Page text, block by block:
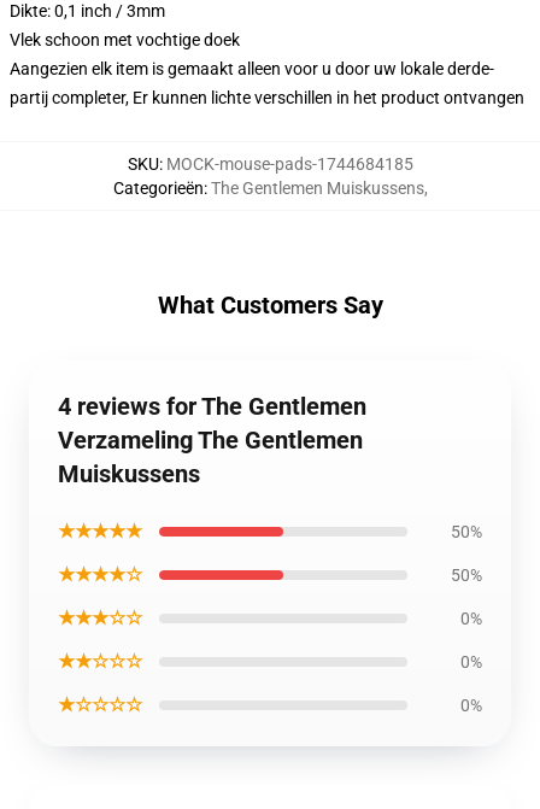
Dikte: 0,1 inch / 3mm
Vlek schoon met vochtige doek
Aangezien elk item is gemaakt alleen voor u door uw lokale derde-
partij completer, Er kunnen lichte verschillen in het product ontvangen
SKU: MOCK-mouse-pads-1744684185
Categorieën:The Gentlemen Muiskussens,
What Customers Say
4 reviews for The Gentlemen
Verzameling The Gentlemen
Muiskussens
★★★★★ 50%
★★★★☆ 50%
★★★☆☆ 0%
★★☆☆☆ 0%
★☆☆☆☆ 0%